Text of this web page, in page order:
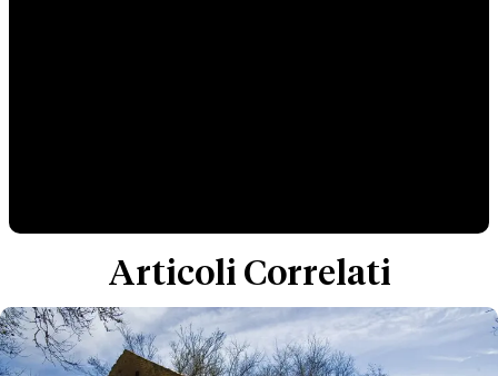
Articoli Correlati